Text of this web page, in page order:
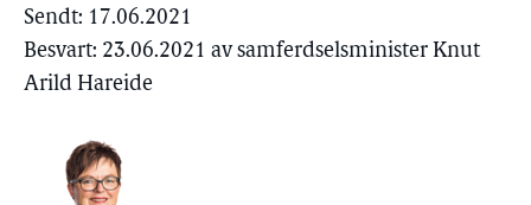
Sendt: 17.06.2021
Besvart: 23.06.2021 av samferdselsminister Knut
Arild Hareide